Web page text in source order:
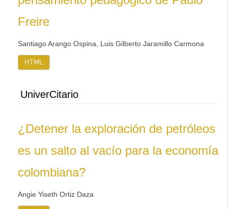
Freire
Santiago Arango Ospina, Luis Gilberto Jaramillo Carmona
HTML
UniverCitario
¿Detener la exploración de petróleos
es un salto al vacío para la economía
colombiana?
Angie Yiseth Ortiz Daza